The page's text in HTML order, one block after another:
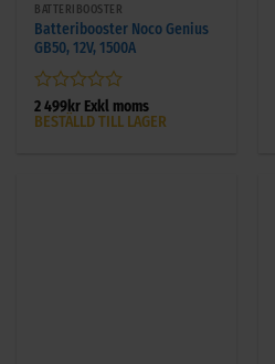
BATTERIBOOSTER
Batteribooster Noco Genius
GB50, 12V, 1500A
Betygsatt
0
2 499kr Exkl moms
BESTÄLLD TILL LAGER